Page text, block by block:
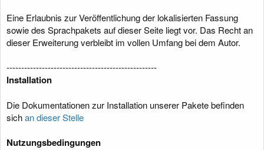
Eine Erlaubnis zur Veröffentlichung der lokalisierten Fassung
sowie des Sprachpakets auf dieser Seite liegt vor. Das Recht an
dieser Erweiterung verbleibt im vollen Umfang bei dem Autor.
---------------------------------------------------
Installation
Die Dokumentationen zur Installation unserer Pakete befinden
sichan dieser Stelle
Nutzungsbedingungen